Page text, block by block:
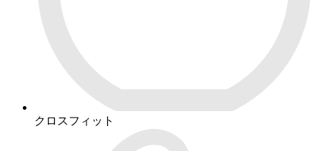
クロスフィット